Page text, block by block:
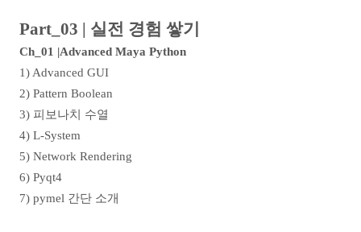
Part_03 | 실전 경험 쌓기
Ch_01 |Advanced Maya Python
1) Advanced GUI
2) Pattern Boolean
3) 피보나치 수열
4) L-System
5) Network Rendering
6) Pyqt4
7) pymel 간단 소개